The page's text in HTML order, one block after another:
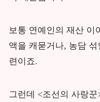
보통 연예인의 재산 이
액을 캐묻거나, 농담
련이죠.
그런데 <조선의 사랑